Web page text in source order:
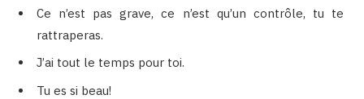
Ce n’est pas grave, ce n’est qu’un contrôle, tu te
rattraperas.
J’ai tout le temps pour toi.
Tu es si beau!